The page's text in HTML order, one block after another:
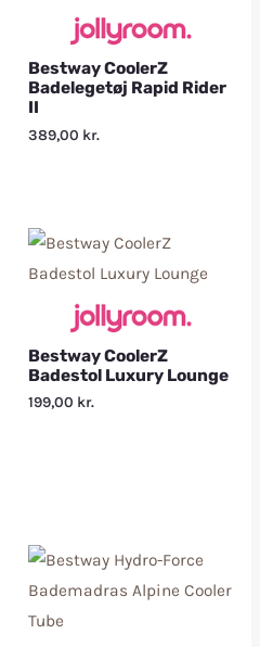
Bestway CoolerZ
Badelegetøj Rapid Rider
II
389,00 kr.
Bestway CoolerZ
Badestol Luxury Lounge
199,00 kr.